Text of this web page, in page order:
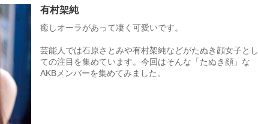
有村架純
癒しオーラがあって凄く可愛いです。
芸能人では石原さとみや有村架純などがたぬき顔女子とし
ての注目を集めています。今回はそんな「たぬき顔」な
AKBメンバーを集めてみました。